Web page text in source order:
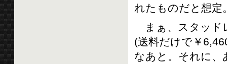
れたものだと想定
まぁ、スタッド
(送料だけで￥
なあと。それに